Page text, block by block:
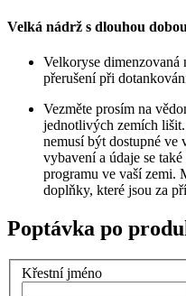
Velká nádrž s dlouhou
Velkoryse dimenzovaná
přerušení při
Vezměte prosím na
jednotlivých zemích
nemusí být dostupné ve
vybavení a údaje se
programu ve vaší zemi.
doplňky, které jsou za
Poptávka po
Křestní jméno